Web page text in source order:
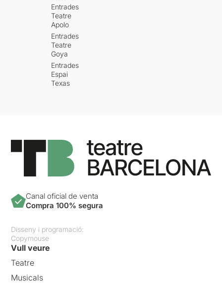
Entrades
Teatre
Apolo
Entrades
Teatre
Goya
Entrades
Espai
Texas
Canal oficial de venta
Compra 100% segura
Disseny i programació:
Copymouse
Vull veure
Teatre
Musicals